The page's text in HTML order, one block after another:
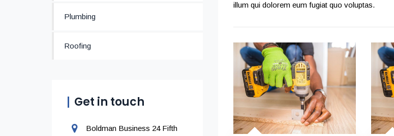
illum qui dolorem eum fugiat quo voluptas.
Plumbing
Roofing
Get in touch
Boldman Business 24 Fifth